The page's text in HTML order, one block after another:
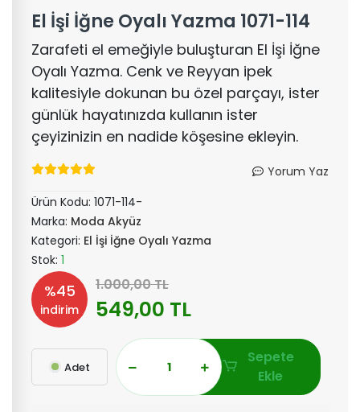
El İşi İğne Oyalı Yazma 1071-114
Zarafeti el emeğiyle buluşturan El İşi İğne
Oyalı Yazma. Cenk ve Reyyan ipek
kalitesiyle dokunan bu özel parçayı, ister
günlük hayatınızda kullanın ister
çeyizinizin en nadide köşesine ekleyin.
Yorum Yaz
Ürün Kodu: 1071-114-
Marka: Moda Akyüz
Kategori: El İşi İğne Oyalı Yazma
Stok: 1
%45
indirim
1.000,00 TL
549,00 TL
Adet
Sepete
Ekle